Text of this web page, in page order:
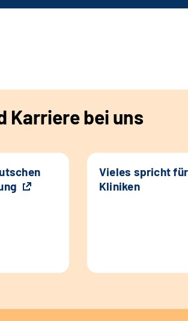
Karriere bei uns
Vieles spricht
Kliniken